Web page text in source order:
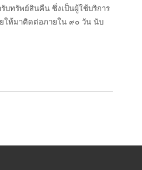
บทรัพย์สินคืน ซึ่งเป็นผู้ใช้บริการ
ให้มาติดต่อภายใน ๙๐ วัน นับ